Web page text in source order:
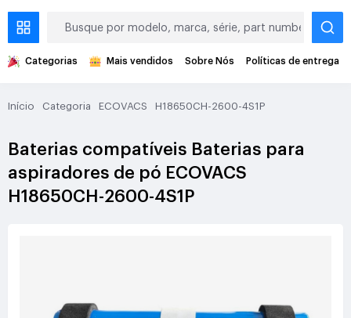
Categorias Mais vendidos Sobre Nós Políticas de entrega
Início Categoria ECOVACS H18650CH-2600-4S1P
Baterias compatíveis Baterias para
aspiradores de pó ECOVACS
H18650CH-2600-4S1P